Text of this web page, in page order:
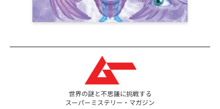
世界の謎と不思議に挑戦する
スーパーミステリー・マガジン